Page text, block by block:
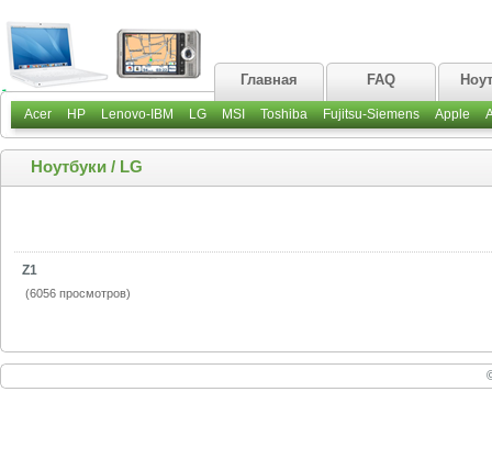
Главная FAQ
Acer HP Lenovo-IBM LG MSI Toshiba Fujitsu-Siemens Apple
Ноутбуки / LG
Z1
(6056 просмотров)